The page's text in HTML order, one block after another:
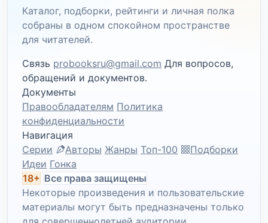
Каталог, подборки, рейтинги и личная полка
собраны в одном спокойном пространстве
для читателей.
Связь probooksru@gmail.com Для вопросов,
обращений и документов.
Документы
Правообладателям Политика
конфиденциальности
Навигация
Серии
Авторы Жанры Топ-100
Подборки
Идеи Гонка
18+ Все права защищены
Некоторые произведения и пользовательские
материалы могут быть предназначены только